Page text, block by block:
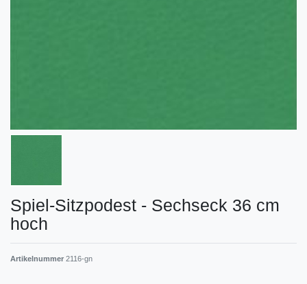
Spiel-Sitzpodest - Sechseck 36 cm
hoch
Artikelnummer 2116-gn